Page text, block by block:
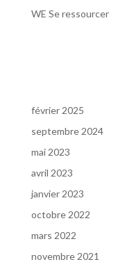
WE Se ressourcer
février 2025
septembre 2024
mai 2023
avril 2023
janvier 2023
octobre 2022
mars 2022
novembre 2021